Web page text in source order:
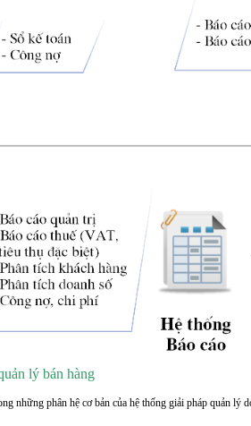
lý bán hàng
những phân hệ cơ bản của hệ thống giải pháp quản lý